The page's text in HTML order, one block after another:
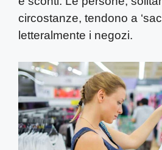
circostanze, tendono a
letteralmente i negozi.